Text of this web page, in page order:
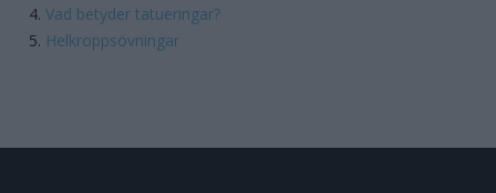
Vad betyder tatueringar?
Helkroppsövningar